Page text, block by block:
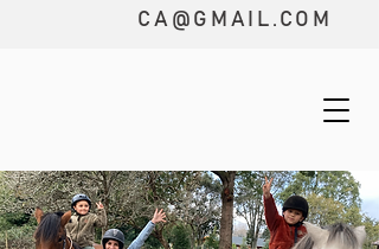
CA@GMAIL.COM